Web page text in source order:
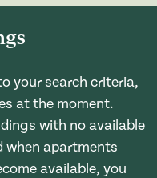
your search criteria,
at the moment.
with no available
when apartments
available, you